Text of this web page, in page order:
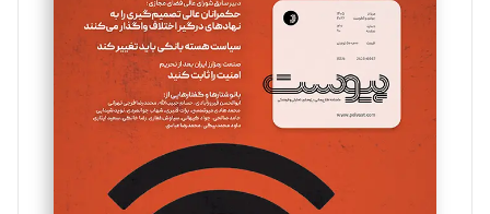
سروش کرمیان
تحریریه
مینا پاکدل